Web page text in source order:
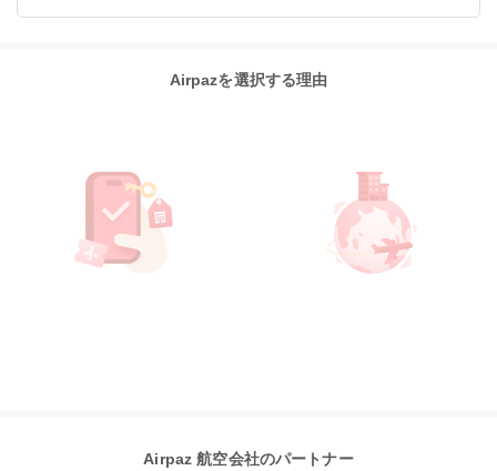
Airpazを選択する理由
Airpaz 航空会社のパートナー